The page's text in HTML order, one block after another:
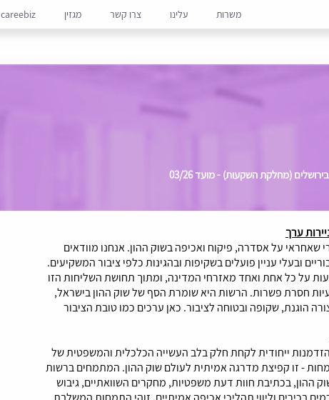
משרות עלינו צרו קשר מגזין careebiz
(מחלקת השקעות) - מועד 03/26
ערך
שאחראי על אסדרה, פיקוח ואכיפה בשוק ההון. אנחנו מוודאים
ובעלי עניין פועלים בשקיפות ובהגינות כלפי ציבור המשקיעים.
על כל אחת ואחד מאזרחי המדינה, ומתוך תחושת השליחות הזו
חסרת פשרות. הרשות היא שומרת הסף של שוק ההון בישראל,
הוגנת, שקופה ובטוחה לציבור. כאן ערכים כמו טובת הציבור
ייחודית לקחת חלק בלב העשייה הכלכלית והמשפטית של
- זו קפיצת מדרגה אמיתית לעולם שוק ההון. המתמחים ברשות
ההון, בכתיבת חוות דעת משפטיות, מחקרים השוואתיים, גיבוש